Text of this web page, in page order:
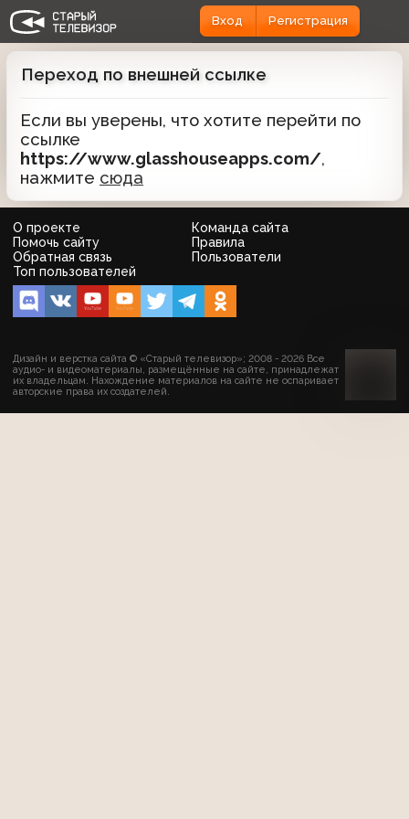
Вход Регистрация
Переход по внешней ссылке
Если вы уверены, что хотите перейти по
ссылке
https://www.glasshouseapps.com/,
нажмите сюда
О проекте
Команда сайта
Помочь сайту
Правила
Обратная связь
Пользователи
Топ пользователей
Дизайн и верстка сайта © «Старый телевизор»; 2008 - 2026 Все
аудио- и видеоматериалы, размещённые на сайте, принадлежат
их владельцам. Нахождение материалов на сайте не оспаривает
авторские права их создателей.